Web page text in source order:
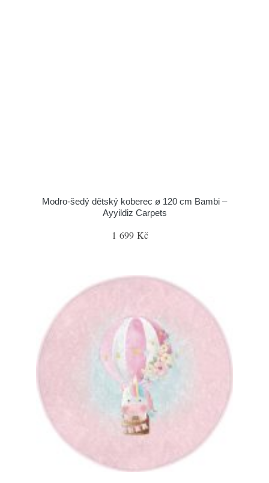
Modro-šedý dětský koberec ø 120 cm Bambi –
Ayyildiz Carpets
1 699 Kč